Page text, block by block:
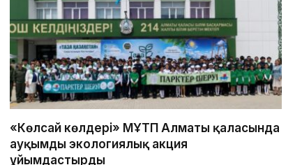
«Көлсай көлдері» МҰТП Алматы қаласында
ауқымды экологиялық акция
ұйымдастырды